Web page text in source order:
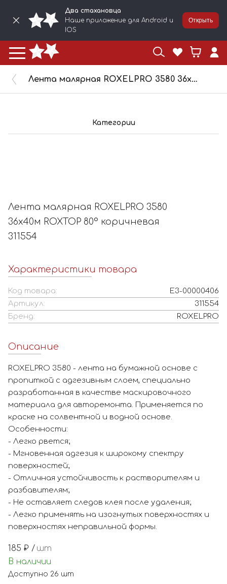
Два стахановца
Наше приложение для Android и
IOS
Открыть
Лента малярная ROXELPRO 3580 36х40м ROXTOP 80° коричневая 311554
Категории
Лента малярная ROXELPRO 3580
36х40м ROXTOP 80° коричневая
311554
Характеристики товара
Код товара:
Е3-00000406
Артикул:
311554
Бренд:
ROXELPRO
Описание
ROXELPRO 3580 - лента на бумажной основе с
пропиткой с адгезивным слоем, специально
разработанная в качестве маскировочного
материала для авторемонта. Применяется по
краске на солвентной и водной основе.
Особенности:
- Легко рвется;
- Мгновенная адгезия к широкому спектру
поверхностей;
- Отличная устойчивость к растворителям и
разбавителям;
- Не оставляет следов клея после удаления;
- Легко применять на изогнутых поверхностях и
поверхностях неправильной формы.
185 ₽ / шт
В наличии
Доступно 26 шт